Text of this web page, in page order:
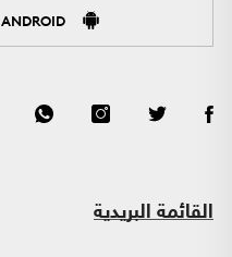
ANDROID
القائمة البريدية